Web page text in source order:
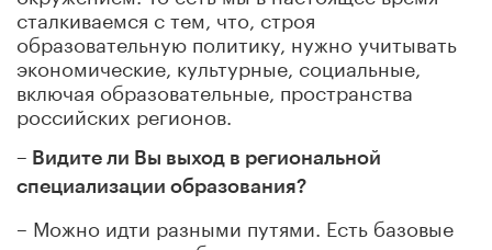
сталкиваемся с тем, что, строя
образовательную политику, нужно учитывать
экономические, культурные, социальные,
включая образовательные, пространства
российских регионов
– Видите ли Вы выход в региональной
специализации образования?
– Можно идти разными путями. Есть базовые